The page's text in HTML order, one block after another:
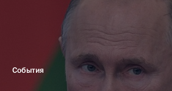
События